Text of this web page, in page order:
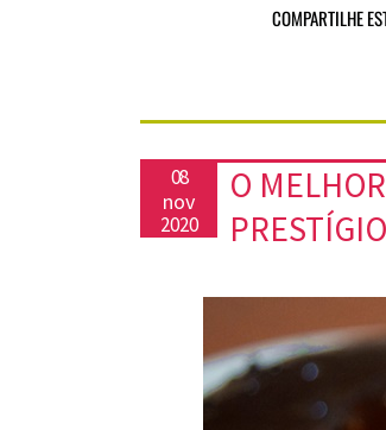
COMPARTILHE
08
nov
2020
O
PRESTÍGIO